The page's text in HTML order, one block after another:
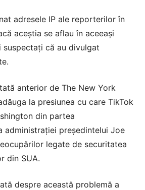
adresele IP ale reporterilor în
aceștia se aflau în aceeași
suspectați că au divulgat
anterior de The New York
la presiunea cu care TikTok
din partea
administrației președintelui Joe
legate de securitatea
din SUA.
despre această problemă a